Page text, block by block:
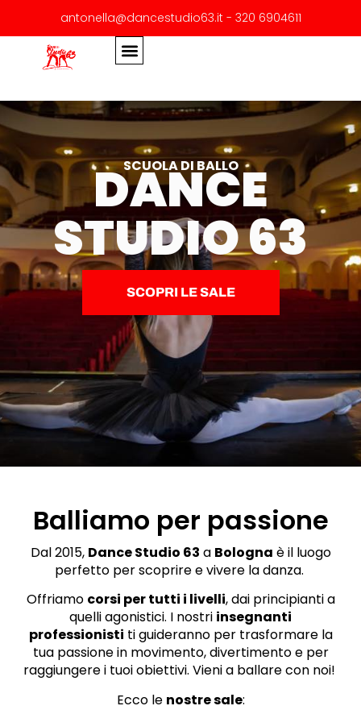
antonella@dancestudio63.it - 320 6904611
SCUOLA DI BALLO
DANCE
STUDIO 63
SCOPRI LE SALE
Balliamo per passione
Dal 2015, Dance Studio 63 a Bologna è il luogo
perfetto per scoprire e vivere la danza.
Offriamo corsi per tutti i livelli, dai principianti a
quelli agonistici. I nostri insegnanti
professionisti ti guideranno per trasformare la
tua passione in movimento, divertimento e per
raggiungere i tuoi obiettivi. Vieni a ballare con noi!
Ecco le nostre sale: